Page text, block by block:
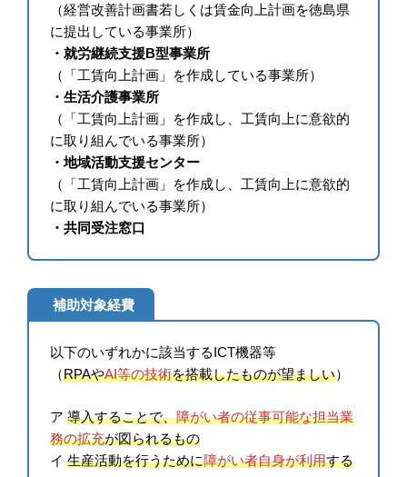
（経営改善計画書若しくは賃金向上計画を徳島県
に提出している事業所）
・就労継続支援B型事業所
（「工賃向上計画」を作成している事業所）
・生活介護事業所
（「工賃向上計画」を作成し、工賃向上に意欲的
に取り組んでいる事業所）
・地域活動支援センター
（「工賃向上計画」を作成し、工賃向上に意欲的
に取り組んでいる事業所）
・共同受注窓口
補助対象経費
以下のいずれかに該当するICT機器等
（RPAやAI等の技術を搭載したものが望ましい）
ア 導入することで、障がい者の従事可能な担当業
務の拡充が図られるもの
イ 生産活動を行うために障がい者自身が利用する